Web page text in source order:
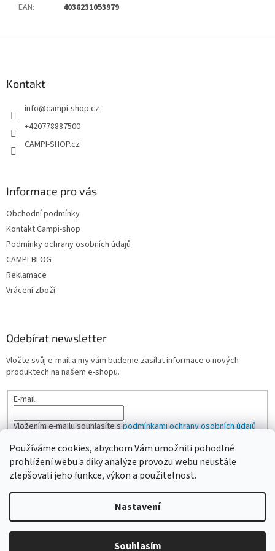
Používáme cookies, abychom Vám umožnili pohodlné
prohlížení webu a díky analýze provozu webu neustále
zlepšovali jeho funkce, výkon a použitelnost.
Nastavení
Souhlasím
Vážení zákazníci, pokud na eshopu nenajdete žádanou položku,
EAN: 4036231053979
Kontakt
info@campi-shop.cz
+420778887500
CAMPI-SHOP.cz
Informace pro vás
Obchodní podmínky
Kontakt Campi-shop
Podmínky ochrany osobních údajů
CAMPI-BLOG
Reklamace
Vrácení zboží
Odebírat newsletter
Vložte svůj e-mail a my vám budeme zasílat informace o nových
produktech na našem e-shopu.
E-mail
Vložením e-mailu souhlasíte spodmínkami ochrany osobních údajů
PŘIHLÁSIT SE
Vytvořil Shoptet
CAMPI-SHOP.cz. Všechna práva vyhrazena.